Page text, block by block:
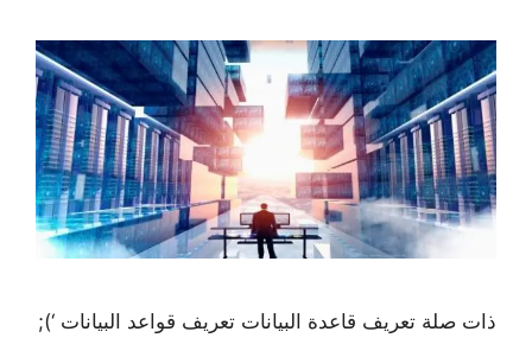
ذات صلة تعريف قاعدة البيانات تعريف قواعد البيانات ‘);